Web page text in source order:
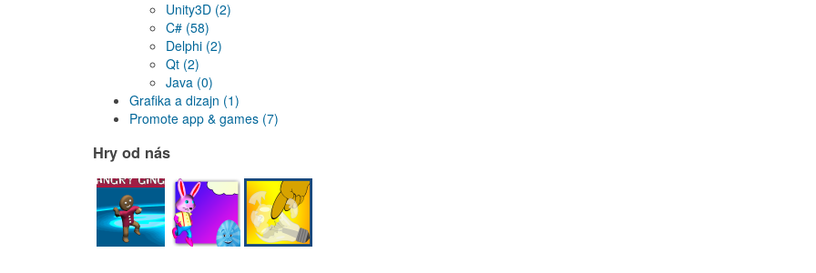
Unity3D (2)
C# (58)
Delphi (2)
Qt (2)
Java (0)
Grafika a dizajn (1)
Promote app & games (7)
Hry od nás